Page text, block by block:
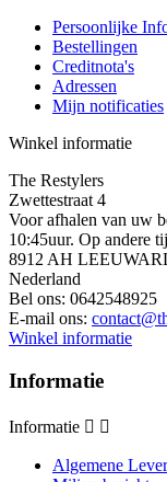
Persoonlijke
Bestellingen
Creditnota's
Adressen
Mijn notificaties
Winkel informatie
The Restylers
Zwettestraat 4
Voor afhalen van uw
10:45uur. Op andere
8912 AH
Nederland
Bel ons: 0642548925
E-mail ons:
Winkel informatie
Informatie
Informatie  
Algemene